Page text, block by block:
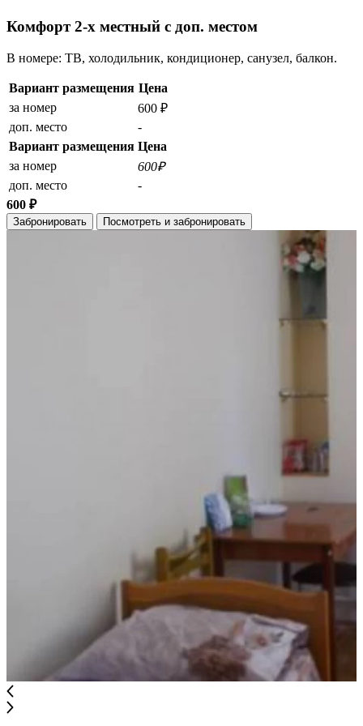
Комфорт 2-х местный с доп. местом
В номере: ТВ, холодильник, кондиционер, санузел, балкон.
Вариант размещения Цена
за номер
600 ₽
доп. место
-
Вариант размещения Цена
за номер
600₽
доп. место
-
600 ₽
Забронировать Посмотреть и забронировать